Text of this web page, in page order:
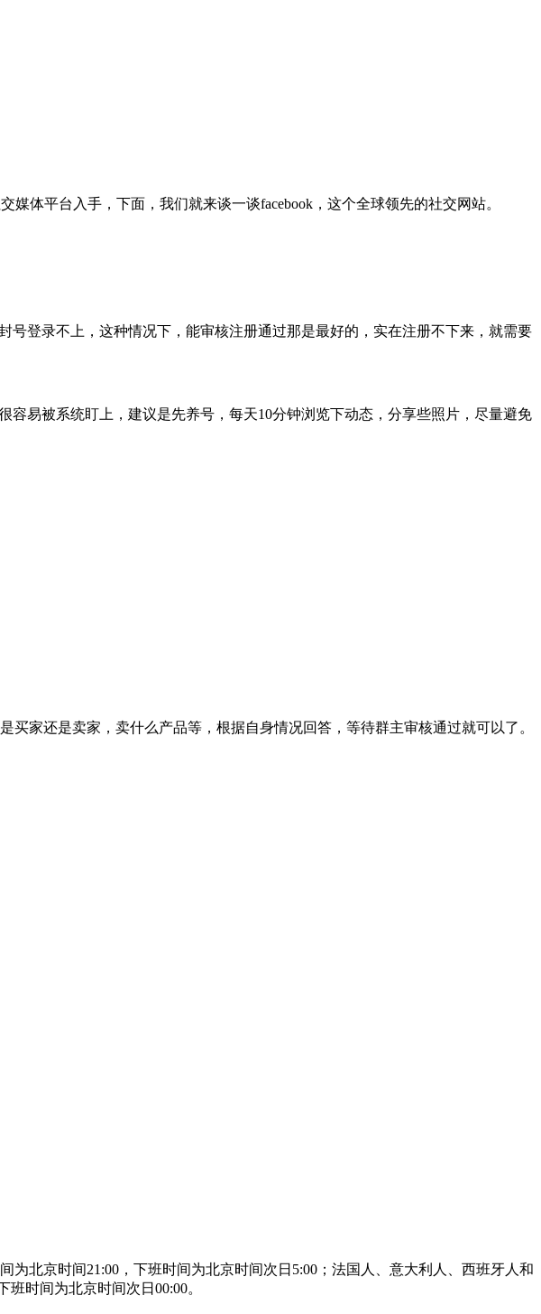
体平台入手，下面，我们就来谈一谈facebook，这个全球领先的社交网站。
号登录不上，这种情况下，能审核注册通过那是最好的，实在注册不下来，就需要
易被系统盯上，建议是先养号，每天10分钟浏览下动态，分享些照片，尽量避免
家还是卖家，卖什么产品等，根据自身情况回答，等待群主审核通过就可以了。
北京时间21:00，下班时间为北京时间次日5:00；法国人、意大利人、西班牙人和
时间为北京时间次日00:00。